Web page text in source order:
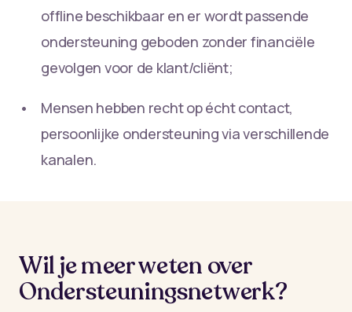
offline beschikbaar en er wordt passende
ondersteuning geboden zonder financiële
gevolgen voor de klant/cliënt;
Mensen hebben recht op écht contact,
persoonlijke ondersteuning via verschillende
kanalen.
Wil je meer weten over
Ondersteuningsnetwerk?